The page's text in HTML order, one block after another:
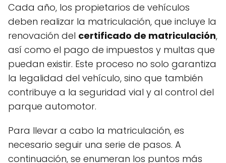
Cada año, los propietarios de vehículos
deben realizar la matriculación, que incluye la
renovación del certificado de matriculación,
así como el pago de impuestos y multas que
puedan existir. Este proceso no solo garantiza
la legalidad del vehículo, sino que también
contribuye a la seguridad vial y al control del
parque automotor.
Para llevar a cabo la matriculación, es
necesario seguir una serie de pasos. A
continuación, se enumeran los puntos más